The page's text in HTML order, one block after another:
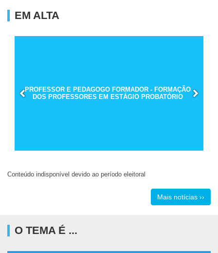
EM ALTA
PROFESSOR E PEDAGOGO FORMADOR - FORMAÇÃO
DOS PROFESSORES EM ESTÁGIO PROBATÓRIO
Conteúdo indisponível devido ao período eleitoral
Mais notícias ››
O TEMA É ...